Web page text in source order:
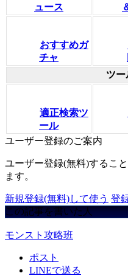
ュース
おすすめガ
チャ
ツー
適正検索ツ
ール
ユーザー登録のご案内
ユーザー登録(無料)するこ
ます。
新規登録(無料)して使う 登
この記事を書いた人
モンスト攻略班
ポスト
LINEで送る